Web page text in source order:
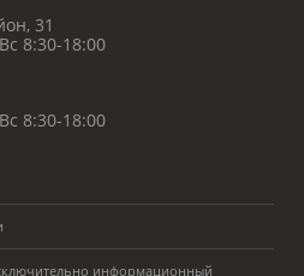
31
8:30-18:00
8:30-18:00
информационный